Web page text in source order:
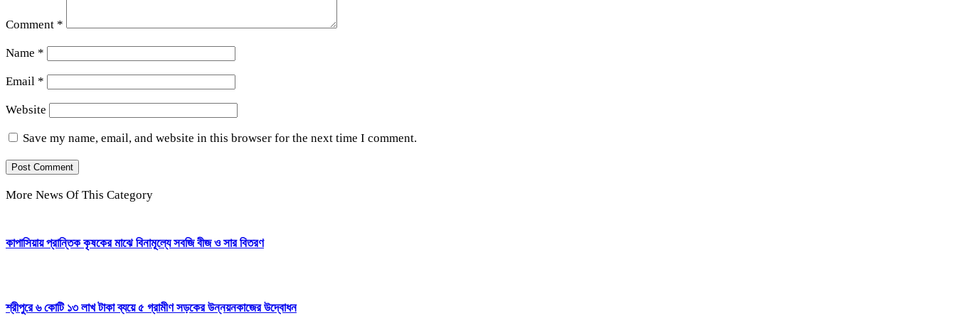
Comment *
Name *
Email *
Website
Save my name, email, and website in this browser for the next time I comment.
More News Of This Category
কাপাসিয়ায় প্রান্তিক কৃষকের মাঝে বিনামূল্যে সবজি বীজ ও সার বিতরণ
শ্রীপুরে ৬ কোটি ১৩ লাখ টাকা ব্যয়ে ৫ গ্রামীণ সড়কের উন্নয়নকাজের উদ্বোধন